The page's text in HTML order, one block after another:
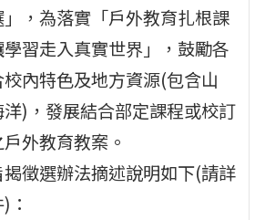
，為落實「戶外教育扎根課
習走入真實世界」，鼓勵各
內特色及地方資源(包含山
)，發展結合部定課程或校訂
外教育教案。
徵選辦法摘述說明如下(請詳
：